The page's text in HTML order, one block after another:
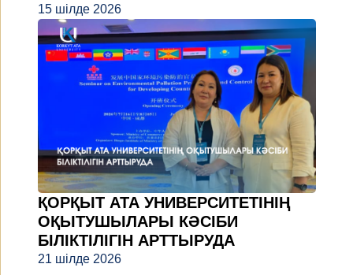
15 шілде 2026
ҚОРҚЫТ АТА УНИВЕРСИТЕТІНІҢ
ОҚЫТУШЫЛАРЫ КӘСІБИ
БІЛІКТІЛІГІН АРТТЫРУДА
21 шілде 2026